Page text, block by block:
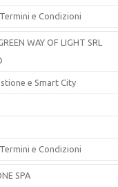
e Condizioni
WAY OF LIGHT SRL
e Smart City
e Condizioni
SPA